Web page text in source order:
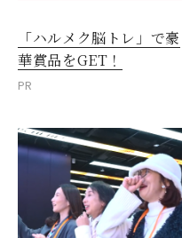
「ハルメク脳トレ」で豪
華賞品をGET！
PR